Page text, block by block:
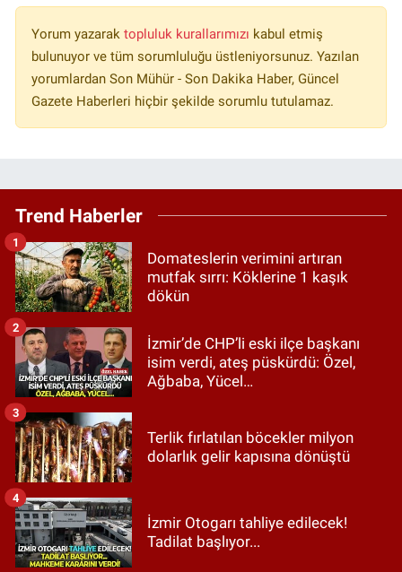
Yorum yazarak topluluk kurallarımızı kabul etmiş
bulunuyor ve tüm sorumluluğu üstleniyorsunuz. Yazılan
yorumlardan Son Mühür - Son Dakika Haber, Güncel
Gazete Haberleri hiçbir şekilde sorumlu tutulamaz.
Trend Haberler
Domateslerin verimini artıran
mutfak sırrı: Köklerine 1 kaşık
dökün
1
İzmir’de CHP’li eski ilçe başkanı
isim verdi, ateş püskürdü: Özel,
Ağbaba, Yücel…
2
Terlik fırlatılan böcekler milyon
dolarlık gelir kapısına dönüştü
3
İzmir Otogarı tahliye edilecek!
Tadilat başlıyor...
4